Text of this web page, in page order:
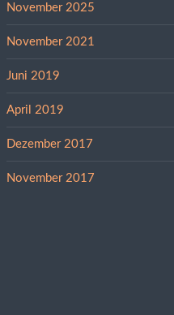
November 2025
November 2021
Juni 2019
April 2019
Dezember 2017
November 2017